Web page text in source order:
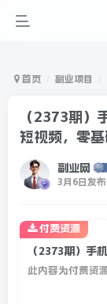
首页 副业项目
（2373期）
短视频，零
副业网
3月6日发布
此内容为付费资
付费资源